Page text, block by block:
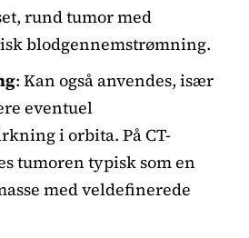
rund tumor med
blodgennemstrømning.
: Kan også anvendes, især
eventuel
i orbita. På CT-
tumoren typisk som en
med veldefinerede